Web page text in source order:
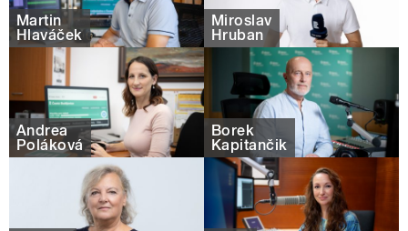
Martin
Hlaváček
Miroslav
Hruban
Andrea
Poláková
Borek
Kapitančik